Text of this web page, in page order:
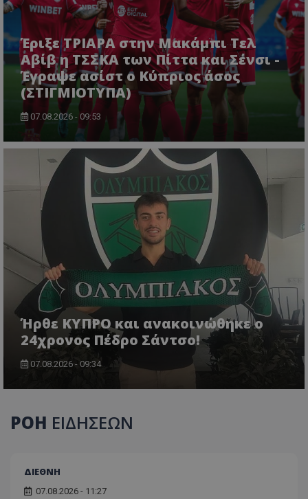
Έριξε ΤΡΙΑΡΑ στην Μακάμπι Τελ
Αβίβ η ΤΣΣΚΑ των Πίττα και Σένσι -
Έγραψε ασίστ ο Κύπριος άσος
(ΣΤΙΓΜΙΟΤΥΠΑ)
07.08.2026 - 09:53
Ήρθε ΚΥΠΡΟ και ανακοινώθηκε ο
24χρονος Πέδρο Σάντσο!
07.08.2026 - 09:34
ΡΟΗ ΕΙΔΗΣΕΩΝ
ΔΙΕΘΝΗ
07.08.2026 - 11:27